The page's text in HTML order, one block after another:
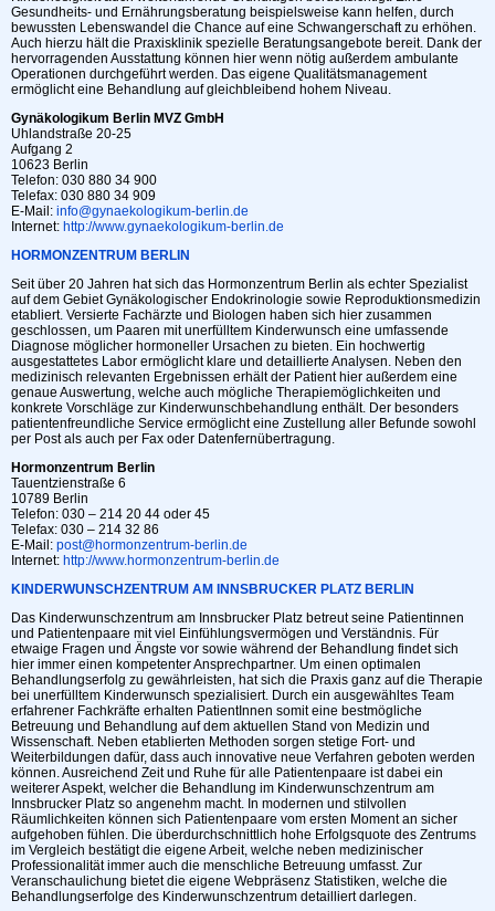
Gesundheits- und Ernährungsberatung beispielsweise kann helfen, durch
bewussten Lebenswandel die Chance auf eine Schwangerschaft zu erhöhen.
Auch hierzu hält die Praxisklinik spezielle Beratungsangebote bereit. Dank der
hervorragenden Ausstattung können hier wenn nötig außerdem ambulante
Operationen durchgeführt werden. Das eigene Qualitätsmanagement
ermöglicht eine Behandlung auf gleichbleibend hohem Niveau.
Gynäkologikum Berlin MVZ GmbH
Uhlandstraße 20-25
Aufgang 2
10623 Berlin
Telefon: 030 880 34 900
Telefax: 030 880 34 909
E-Mail: info@gynaekologikum-berlin.de
Internet: http://www.gynaekologikum-berlin.de
HORMONZENTRUM BERLIN
Seit über 20 Jahren hat sich das Hormonzentrum Berlin als echter Spezialist
auf dem Gebiet Gynäkologischer Endokrinologie sowie Reproduktionsmedizin
etabliert. Versierte Fachärzte und Biologen haben sich hier zusammen
geschlossen, um Paaren mit unerfülltem Kinderwunsch eine umfassende
Diagnose möglicher hormoneller Ursachen zu bieten. Ein hochwertig
ausgestattetes Labor ermöglicht klare und detaillierte Analysen. Neben den
medizinisch relevanten Ergebnissen erhält der Patient hier außerdem eine
genaue Auswertung, welche auch mögliche Therapiemöglichkeiten und
konkrete Vorschläge zur Kinderwunschbehandlung enthält. Der besonders
patientenfreundliche Service ermöglicht eine Zustellung aller Befunde sowohl
per Post als auch per Fax oder Datenfernübertragung.
Hormonzentrum Berlin
Tauentzienstraße 6
10789 Berlin
Telefon: 030 – 214 20 44 oder 45
Telefax: 030 – 214 32 86
E-Mail: post@hormonzentrum-berlin.de
Internet: http://www.hormonzentrum-berlin.de
KINDERWUNSCHZENTRUM AM INNSBRUCKER PLATZ BERLIN
Das Kinderwunschzentrum am Innsbrucker Platz betreut seine Patientinnen
und Patientenpaare mit viel Einfühlungsvermögen und Verständnis. Für
etwaige Fragen und Ängste vor sowie während der Behandlung findet sich
hier immer einen kompetenter Ansprechpartner. Um einen optimalen
Behandlungserfolg zu gewährleisten, hat sich die Praxis ganz auf die Therapie
bei unerfülltem Kinderwunsch spezialisiert. Durch ein ausgewähltes Team
erfahrener Fachkräfte erhalten PatientInnen somit eine bestmögliche
Betreuung und Behandlung auf dem aktuellen Stand von Medizin und
Wissenschaft. Neben etablierten Methoden sorgen stetige Fort- und
Weiterbildungen dafür, dass auch innovative neue Verfahren geboten werden
können. Ausreichend Zeit und Ruhe für alle Patientenpaare ist dabei ein
weiterer Aspekt, welcher die Behandlung im Kinderwunschzentrum am
Innsbrucker Platz so angenehm macht. In modernen und stilvollen
Räumlichkeiten können sich Patientenpaare vom ersten Moment an sicher
aufgehoben fühlen. Die überdurchschnittlich hohe Erfolgsquote des Zentrums
im Vergleich bestätigt die eigene Arbeit, welche neben medizinischer
Professionalität immer auch die menschliche Betreuung umfasst. Zur
Veranschaulichung bietet die eigene Webpräsenz Statistiken, welche die
Behandlungserfolge des Kinderwunschzentrum detailliert darlegen.